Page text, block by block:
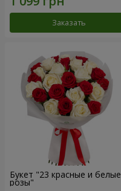
Заказать
Букет "23 красные и белые
розы"